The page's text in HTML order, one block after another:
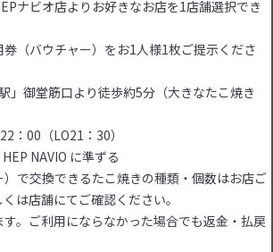
ナビオ店よりお好きなお店を1店舗選択でき
（バウチャー）をお1人様1枚ご提示くださ
」御堂筋口より徒歩約5分（大きなたこ焼き
：00（LO21：30）
NAVIO に準ずる
で交換できるたこ焼きの種類・個数はお店ご
は店舗にてご確認ください。
。ご利用にならなかった場合でも返金・払戻